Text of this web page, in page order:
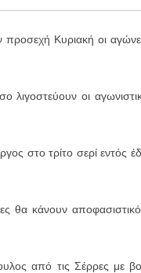
Youtube.
email (1 email/ημέρα):
προσεχή Κυριακή οι
λιγοστεύουν οι
στο τρίτο σερί εντός
θα κάνουν
από τις Σέρρες με